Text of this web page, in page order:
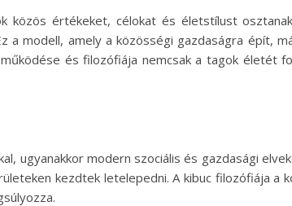
közös értékeket, célokat és életstílust
a modell, amely a közösségi gazdaságra épít,
és filozófiája nemcsak a tagok életét
ugyanakkor modern szociális és gazdasági
kezdtek letelepedni. A kibuc filozófiája a